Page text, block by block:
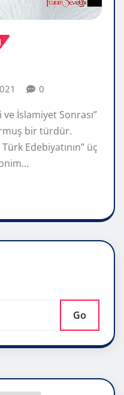
0
İslamiyet Sonrası”
bir türdür.
Edebiyatının” üç
Go